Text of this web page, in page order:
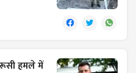
रूसी हमले में